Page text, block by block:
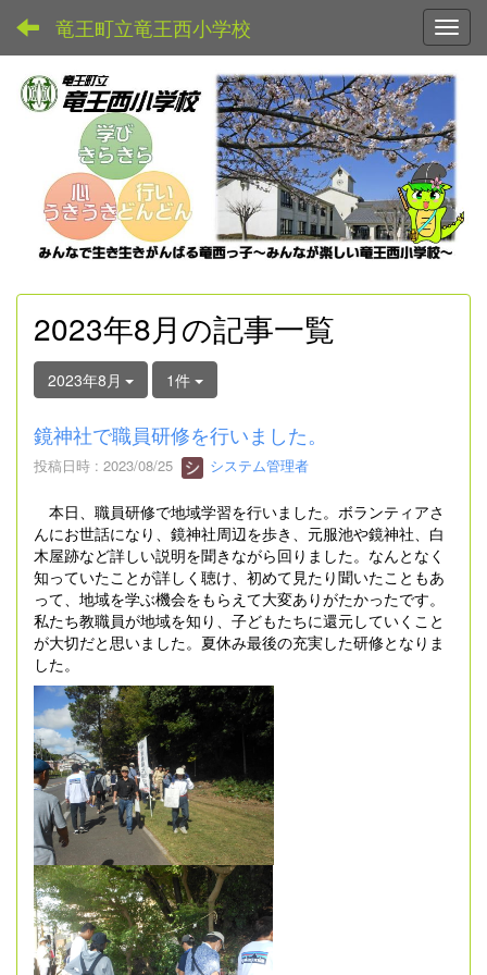
竜王町立竜王西小学校
2023年8月の記事一覧
2023年8月 1件
鏡神社で職員研修を行いました。
投稿日時 : 2023/08/25 システム管理者
本日、職員研修で地域学習を行いました。ボランティアさ
んにお世話になり、鏡神社周辺を歩き、元服池や鏡神社、白
木屋跡など詳しい説明を聞きながら回りました。なんとなく
知っていたことが詳しく聴け、初めて見たり聞いたこともあ
って、地域を学ぶ機会をもらえて大変ありがたかったです。
私たち教職員が地域を知り、子どもたちに還元していくこと
が大切だと思いました。夏休み最後の充実した研修となりま
した。